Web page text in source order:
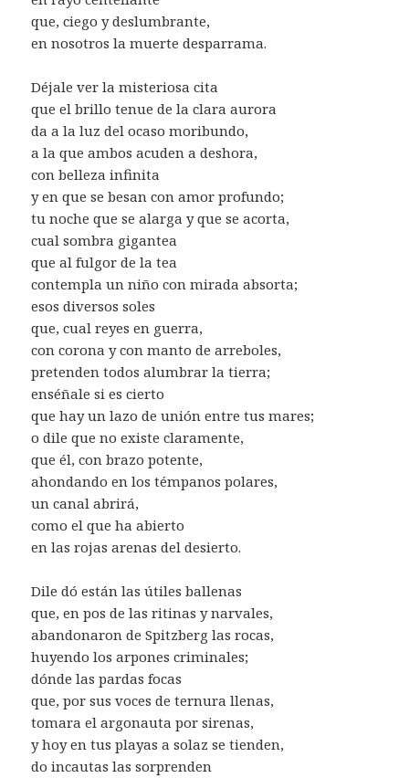
que, ciego y deslumbrante,
en nosotros la muerte desparrama.
Déjale ver la misteriosa cita
que el brillo tenue de la clara aurora
da a la luz del ocaso moribundo,
a la que ambos acuden a deshora,
con belleza infinita
y en que se besan con amor profundo;
tu noche que se alarga y que se acorta,
cual sombra gigantea
que al fulgor de la tea
contempla un niño con mirada absorta;
esos diversos soles
que, cual reyes en guerra,
con corona y con manto de arreboles,
pretenden todos alumbrar la tierra;
enséñale si es cierto
que hay un lazo de unión entre tus mares;
o dile que no existe claramente,
que él, con brazo potente,
ahondando en los témpanos polares,
un canal abrirá,
como el que ha abierto
en las rojas arenas del desierto.
Dile dó están las útiles ballenas
que, en pos de las ritinas y narvales,
abandonaron de Spitzberg las rocas,
huyendo los arpones criminales;
dónde las pardas focas
que, por sus voces de ternura llenas,
tomara el argonauta por sirenas,
y hoy en tus playas a solaz se tienden,
do incautas las sorprenden